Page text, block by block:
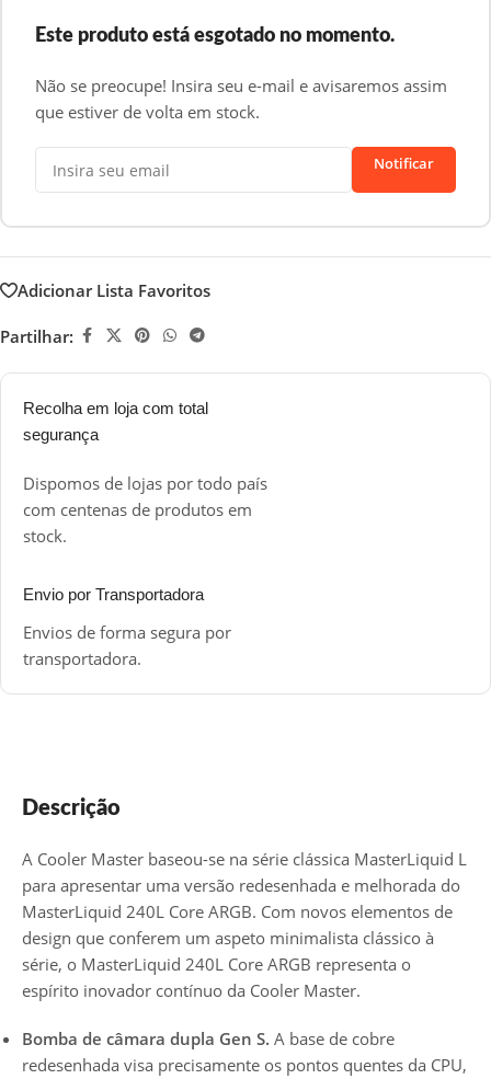
Este produto está esgotado no momento.
Não se preocupe! Insira seu e-mail e avisaremos assim
que estiver de volta em stock.
Notificar
Adicionar Lista Favoritos
Partilhar:
Recolha em loja com total
segurança
Dispomos de lojas por todo país
com centenas de produtos em
stock.
Envio por Transportadora
Envios de forma segura por
transportadora.
Descrição
A Cooler Master baseou-se na série clássica MasterLiquid L
para apresentar uma versão redesenhada e melhorada do
MasterLiquid 240L Core ARGB. Com novos elementos de
design que conferem um aspeto minimalista clássico à
série, o MasterLiquid 240L Core ARGB representa o
espírito inovador contínuo da Cooler Master.
Bomba de câmara dupla Gen S. A base de cobre
redesenhada visa precisamente os pontos quentes da CPU,